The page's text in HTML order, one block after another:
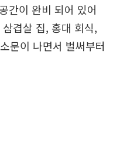
간이 완비 되어 있어
겹살 집, 홍대 회식,
문이 나면서 벌써부터